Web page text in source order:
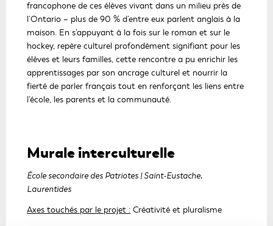
u
v
r
r
a
d
u
francophone de ces élèves vivant dans un milieu près de
l’Ontario – plus de 90 % d’entre eux parlent anglais à la
maison. En s’appuyant à la fois sur le roman et sur le
hockey, repère culturel profondément signifiant pour les
élèves et leurs familles, cette rencontre a pu enrichir les
apprentissages par son ancrage culturel et nourrir la
fierté de parler français tout en renforçant les liens entre
l’école, les parents et la communauté.
Murale interculturelle
École secondaire des Patriotes | Saint-Eustache,
Laurentides
Axes touchés par le projet : Créativité et pluralisme